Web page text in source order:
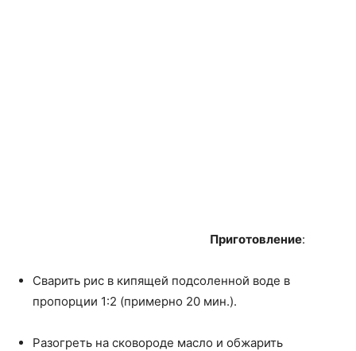
Приготовление:
Сварить рис в кипящей подсоленной воде в
пропорции 1:2 (примерно 20 мин.).
Разогреть на сковороде масло и обжарить